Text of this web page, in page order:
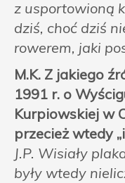
z usportowioną
dziś, choć dziś
rowerem, jaki
M.K. Z jakiego
1991 r. o
Kurpiowskiej w
przecież wtedy
J.P. Wisiały
były wtedy